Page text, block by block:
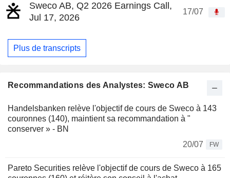
Sweco AB, Q2 2026 Earnings Call,
Jul 17, 2026
17/07
Plus de transcripts
Recommandations des Analystes: Sweco AB
Handelsbanken relève l'objectif de cours de Sweco à 143
couronnes (140), maintient sa recommandation à "
conserver » - BN
20/07
FW
Pareto Securities relève l'objectif de cours de Sweco à 165